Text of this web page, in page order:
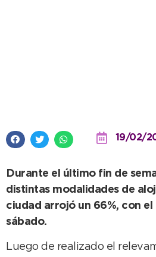
19/02/
Durante el último fin de
distintas modalidades de
ciudad arrojó un 66%, con el
sábado.
Luego de realizado el